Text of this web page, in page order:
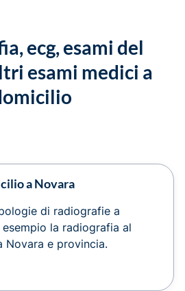
ecg, esami del
esami medici a
a Novara
di radiografie a
la radiografia al
Novara e provincia.